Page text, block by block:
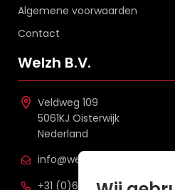
Algemene voorwaarden
Contact
Welzh B.V.
Veldweg 109
5061KJ Oisterwijk
Nederland
info@welzh.nl
+31 (0)6 26 51 83 20